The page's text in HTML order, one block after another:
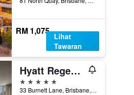
RM 1,075
Lihat
Tawaran
Hyatt Regency Brisbane
5 bintang
33 Burnett Lane, Brisbane, QLD, Australia